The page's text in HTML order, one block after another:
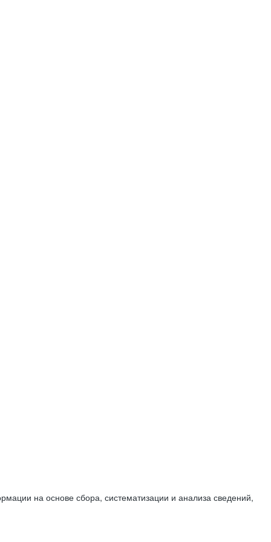
на основе сбора, систематизации и анализа сведений,